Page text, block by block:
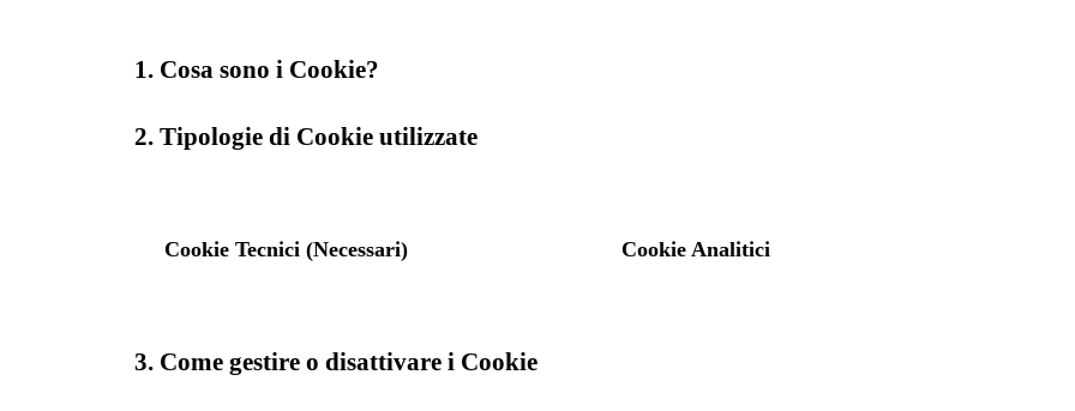
1. Cosa sono i Cookie?
2. Tipologie di Cookie utilizzate
Cookie Tecnici (Necessari) Cookie Analitici
3. Come gestire o disattivare i Cookie